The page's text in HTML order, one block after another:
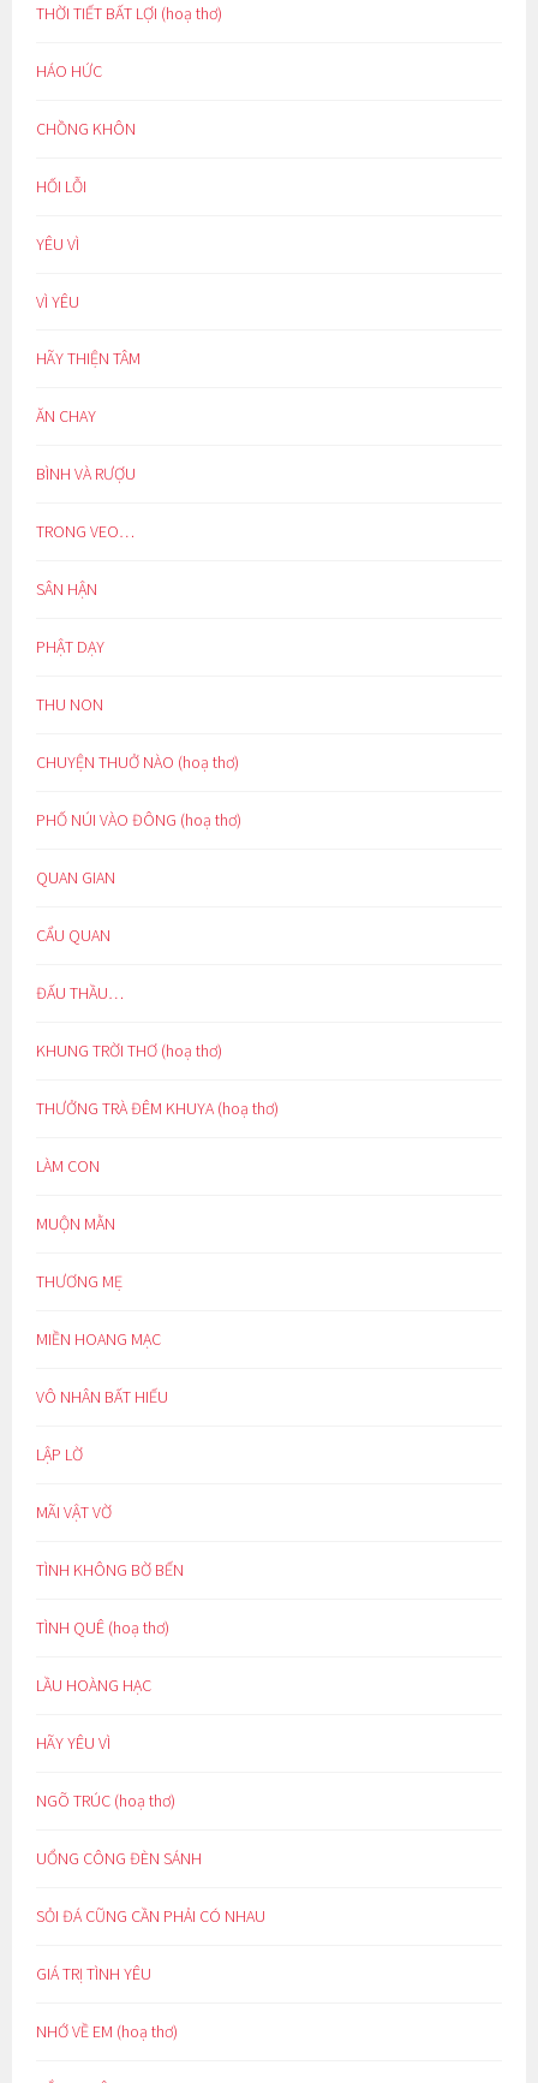
THỜI TIẾT BẤT LỢI (hoạ thơ)
HÁO HỨC
CHỒNG KHÔN
HỐI LỖI
YÊU VÌ
VÌ YÊU
HÃY THIỆN TÂM
ĂN CHAY
BÌNH VÀ RƯỢU
TRONG VEO…
SÂN HẬN
PHẬT DẠY
THU NON
CHUYỆN THUỞ NÀO (hoạ thơ)
PHỐ NÚI VÀO ĐÔNG (hoạ thơ)
QUAN GIAN
CẨU QUAN
ĐẤU THẦU…
KHUNG TRỜI THƠ (hoạ thơ)
THƯỞNG TRÀ ĐÊM KHUYA (hoạ thơ)
LÀM CON
MUỘN MẰN
THƯƠNG MẸ
MIỀN HOANG MẠC
VÔ NHÂN BẤT HIẾU
LẬP LỜ
MÃI VẬT VỜ
TÌNH KHÔNG BỜ BẾN
TÌNH QUÊ (hoạ thơ)
LẦU HOÀNG HẠC
HÃY YÊU VÌ
NGÕ TRÚC (hoạ thơ)
UỔNG CÔNG ĐÈN SÁNH
SỎI ĐÁ CŨNG CẦN PHẢI CÓ NHAU
GIÁ TRỊ TÌNH YÊU
NHỚ VỀ EM (hoạ thơ)